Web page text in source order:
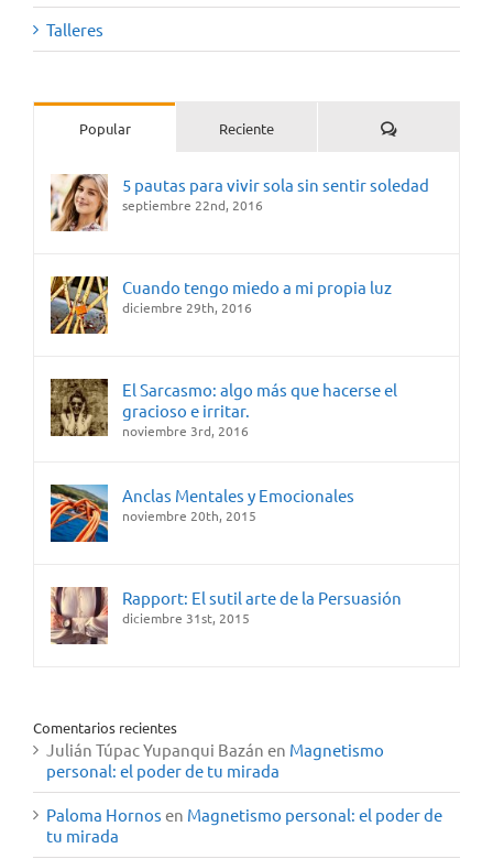
Talleres
Popular Reciente Comentarios
5 pautas para vivir sola sin sentir soledad
septiembre 22nd, 2016
Cuando tengo miedo a mi propia luz
diciembre 29th, 2016
El Sarcasmo: algo más que hacerse el
gracioso e irritar.
noviembre 3rd, 2016
Anclas Mentales y Emocionales
noviembre 20th, 2015
Rapport: El sutil arte de la Persuasión
diciembre 31st, 2015
Comentarios recientes
Julián Túpac Yupanqui Bazán en Magnetismo
personal: el poder de tu mirada
Paloma Hornos en Magnetismo personal: el poder de
tu mirada